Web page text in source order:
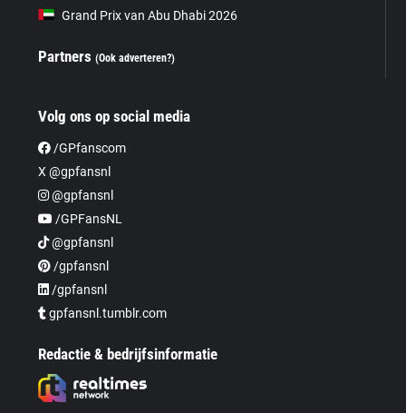
Grand Prix van Abu Dhabi 2026
Partners(Ook adverteren?)
Volg ons op social media
/GPfanscom
X @gpfansnl
@gpfansnl
/GPFansNL
@gpfansnl
/gpfansnl
/gpfansnl
gpfansnl.tumblr.com
Redactie & bedrijfsinformatie